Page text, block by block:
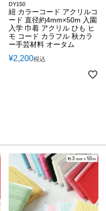
DY150
紐 カラーコード アクリルコ
ード 直径約4mm×50m 入園
入学 巾着 アクリル ひも ヒ
モ コード カラフル 秋カラ
ー手芸材料 オータム
¥2,200税込